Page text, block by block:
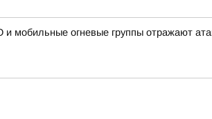
мобильные огневые группы отражают